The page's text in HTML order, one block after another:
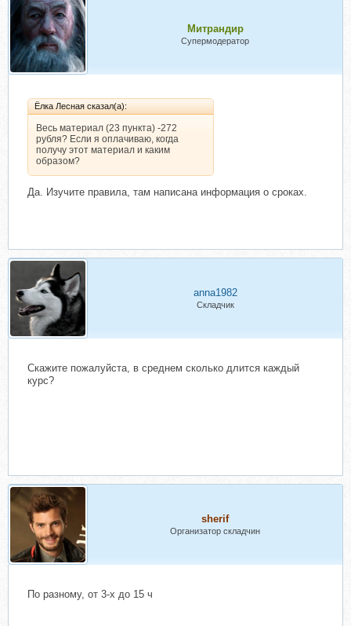
Митрандир
Супермодератор
Ёлка Лесная сказал(а):
Весь материал (23 пункта) -272
рубля? Если я оплачиваю, когда
получу этот материал и каким
образом?
Да. Изучите правила, там написана информация о сроках.
anna1982
Складчик
Скажите пожалуйста, в среднем сколько длится каждый
курс?
sherif
Организатор складчин
По разному, от 3-х до 15 ч